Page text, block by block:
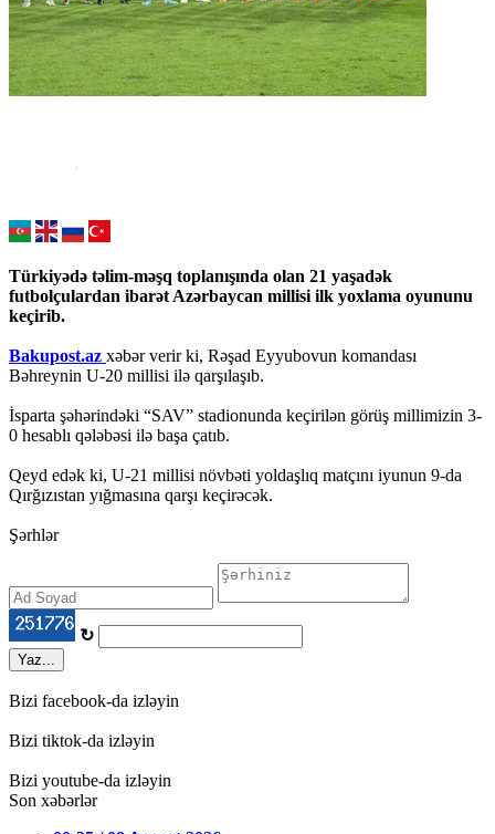
Türkiyədə təlim-məşq toplanışında olan 21 yaşadək
futbolçulardan ibarət Azərbaycan millisi ilk yoxlama oyununu
keçirib.
Bakupost.az xəbər verir ki, Rəşad Eyyubovun komandası
Bəhreynin U-20 millisi ilə qarşılaşıb.
İsparta şəhərindəki “SAV” stadionunda keçirilən görüş millimizin 3-
0 hesablı qələbəsi ilə başa çatıb.
Qeyd edək ki, U-21 millisi növbəti yoldaşlıq matçını iyunun 9-da
Qırğızıstan yığmasına qarşı keçirəcək.
Şərhlər
↻
Yaz...
Bizi facebook-da izləyin
Bizi tiktok-da izləyin
Bizi youtube-da izləyin
Son xəbərlər